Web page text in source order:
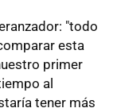
"todo
esta
primer
al
tener más